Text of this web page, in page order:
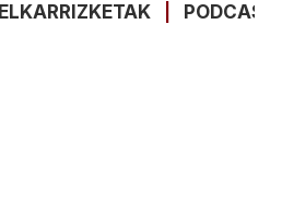
ELKARRIZKETAK